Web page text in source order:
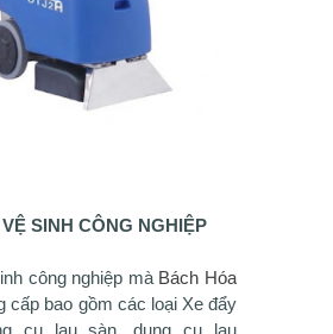
SINH CÔNG NGHIỆP
công nghiệp mà Bách Hóa
cấp bao gồm các loại Xe đẩy
cụ lau sàn, dụng cụ lau